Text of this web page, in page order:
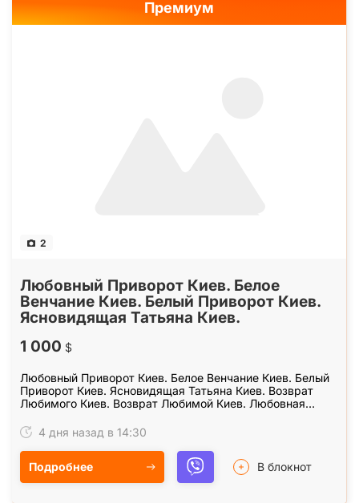
2
Любовный Приворот Киев. Белое
Венчание Киев. Белый Приворот Киев.
Ясновидящая Татьяна Киев.
1 000 $
Любовный Приворот Киев. Белое Венчание Киев. Белый
Приворот Киев. Ясновидящая Татьяна Киев. Возврат
Любимого Киев. Возврат Любимой Киев. Любовная
4 дня назад в 14:30
Подробнее В блокнот
Премиум